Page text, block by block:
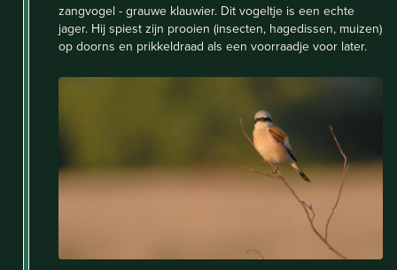
zangvogel - grauwe klauwier. Dit vogeltje is een echte
jager. Hij spiest zijn prooien (insecten, hagedissen, muizen)
op doorns en prikkeldraad als een voorraadje voor later.